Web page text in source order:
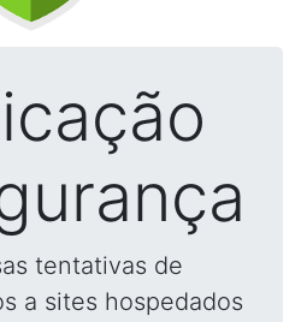
tentativas de
a sites hospedados